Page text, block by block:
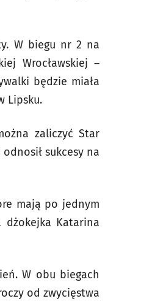
W biegu nr 2 na
Wrocławskiej –
będzie miała
Lipsku.
zaliczyć Star
sukcesy na
mają po jednym
Katarina
W obu biegach
od zwycięstwa